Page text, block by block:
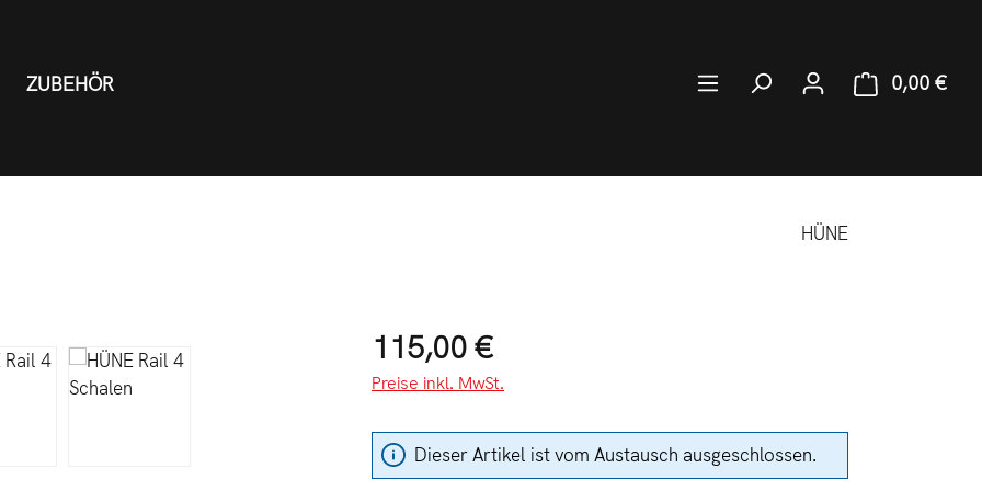
ZUBEHÖR 0,00 €
HÜNE
Regulärer Preis:
115,00 €
Preise inkl. MwSt.
Dieser Artikel ist vom Austausch ausgeschlossen.